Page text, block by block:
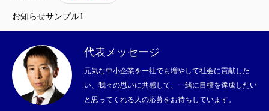
採用情報 代表メッセージ 協会活動のご案内
お知らせサンプル1
代表メッセージ
元気な中小企業を一社でも増やして社会に貢献した
い、我々の思いに共感して、一緒に目標を達成したい
と思ってくれる人の応募をお待ちしています。